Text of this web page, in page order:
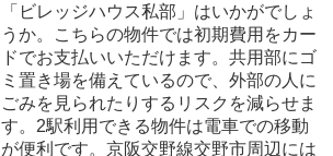
「ビレッジハウス私部」はいかがでしょ
うか。こちらの物件では初期費用をカー
ドでお支払いいただけます。共用部にゴ
ミ置き場を備えているので、外部の人に
ごみを見られたりするリスクを減らせま
す。2駅利用できる物件は電車での移動
が便利です。京阪交野線交野市周辺には